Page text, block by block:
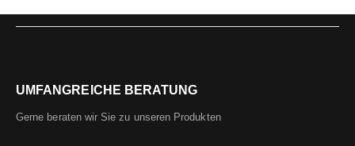
UMFANGREICHE BERATUNG
Gerne beraten wir Sie zu unseren Produkten